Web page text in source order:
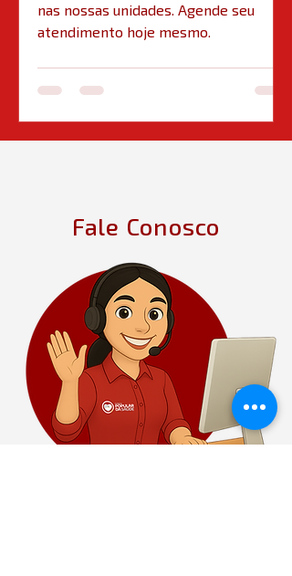
nas nossas unidades. Agende seu
atendimento hoje mesmo.
Fale Conosco